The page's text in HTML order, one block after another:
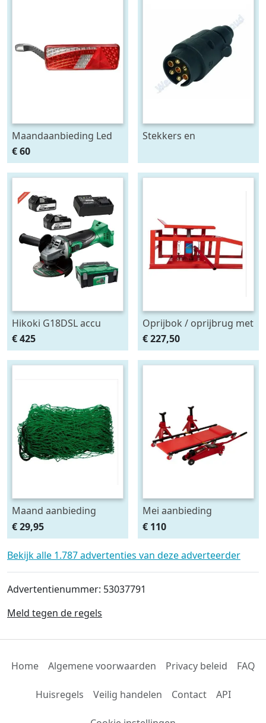
Maandaanbieding Led
achterlicht 12-24V links
m. breedtelamp
€ 60
Stekkers en
Hikoki G18DSL accu
haakse slijper (2x5Ah +
HSCII)
€ 425
Oprijbok / oprijbrug met
ingebouwde krik. set
2stuks
€ 227,50
Maand aanbieding
Afdeknet 4x2 mtr maas
4.5 x 4.5 cm
€ 29,95
Mei aanbieding
Monteursligkar+2 tons
krik + 2 assteunen
€ 110
Bekijk alle 1.787 advertenties van deze adverteerder
Advertentienummer: 53037791
Meld tegen de regels
Home Algemene voorwaarden Privacy beleid FAQ
Huisregels Veilig handelen Contact API